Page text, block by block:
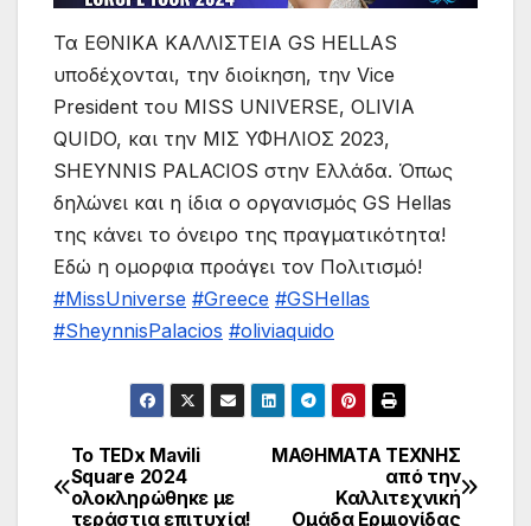
Τα ΕΘΝΙΚΑ ΚΑΛΛΙΣΤΕΙΑ GS HELLAS
υποδέχονται, την διοίκηση, την Vice
President του MISS UNIVERSE, OLIVIA
QUIDO, και την ΜΙΣ ΥΦΗΛΙΟΣ 2023,
SHEYNNIS PALACIOS στην Ελλάδα. Όπως
δηλώνει και η ίδια ο οργανισμός GS Hellas
της κάνει το όνειρο της πραγματικότητα!
Εδώ η ομορφια προάγει τον Πολιτισμό!
#MissUniverse #Greece #GSHellas
#SheynnisPalacios #oliviaquido
Πλοήγηση
ΜΑΘΗΜΑΤΑ ΤΕΧΝΗΣ
από την
Καλλιτεχνική
Ομάδα Ερμιονίδας
Το TEDx Mavili
Square 2024
ολοκληρώθηκε με
τεράστια επιτυχία!